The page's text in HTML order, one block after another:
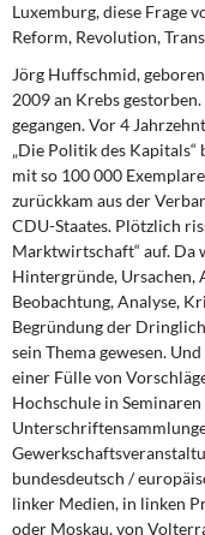
Eurokrise und
DIE LINKE
Weitere Themen
Memo-Gruppe
Institut
Rosa-
Über mich
Kontakt
Luxemburg, diese Frage
Reform, Revolution,
Jörg Huffschmid,
2009 an Krebs
gegangen. Vor 4
„Die Politik des
mit so 100 000
zurückkam aus der
CDU-Staates. Plötzlich
Marktwirtschaft“ auf. Da
Hintergründe, Ursachen,
Beobachtung, Analyse,
Begründung der
sein Thema gewesen.
einer Fülle von
Hochschule in
bundesdeutsch /
linker Medien, in linken
oder Moskau, von